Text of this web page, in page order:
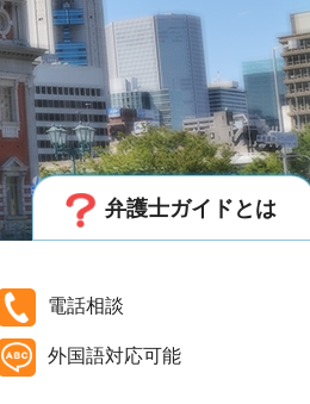
弁護士ガイドとは
電話相談
外国語対応可能